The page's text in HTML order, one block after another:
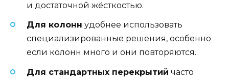
и достаточной жёсткостью.
Для колонн удобнее использовать
специализированные решения, особенно
если колонн много и они повторяются.
Для стандартных перекрытий часто